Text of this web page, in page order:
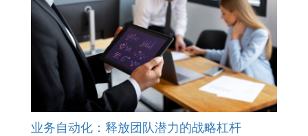
业务自动化：释放团队潜力的战略杠杆